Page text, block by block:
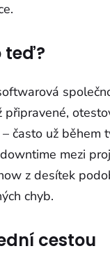
teď?
často už
mezi
z desítek
chyb.
cestou